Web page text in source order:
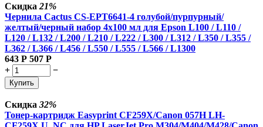
Скидка 21%
Чернила Cactus CS-EPT6641-4 голубой/пурпурный/
желтый/черный набор 4x100 мл для Epson L100 / L110 /
L120 / L132 / L200 / L210 / L222 / L300 / L312 / L350 / L355 /
L362 / L366 / L456 / L550 / L555 / L566 / L1300
643 Р 507 Р
+
−
Купить
Скидка 32%
Тонер-картридж Easyprint CF259X/Canon 057H LH-